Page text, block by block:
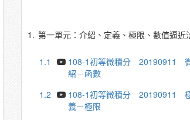
1. 第一單元：介紹、定義、極限、數值逼近
1.1
108-1初等微積分 20190911
紹－函數
1.2
108-1初等微積分 20190911
義－極限